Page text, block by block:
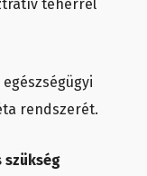
teherrel
rendszerét.